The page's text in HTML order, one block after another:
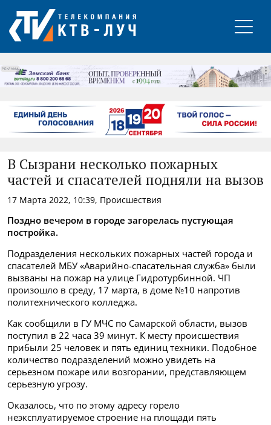
РЕКЛАМА
В Сызрани несколько пожарных
частей и спасателей подняли на вызов
17 Марта 2022, 10:39, Происшествия
Поздно вечером в городе загорелась пустующая
постройка.
Подразделения нескольких пожарных частей города и
спасателей МБУ «Аварийно-спасательная служба» были
вызваны на пожар на улице Гидротурбинной. ЧП
произошло в среду, 17 марта, в доме №10 напротив
политехнического колледжа.
Как сообщили в ГУ МЧС по Самарской области, вызов
поступил в 22 часа 39 минут. К месту происшествия
прибыли 25 человек и пять единиц техники. Подобное
количество подразделений можно увидеть на
серьезном пожаре или возгорании, представляющем
серьезную угрозу.
Оказалось, что по этому адресу горело
неэксплуатируемое строение на площади пять